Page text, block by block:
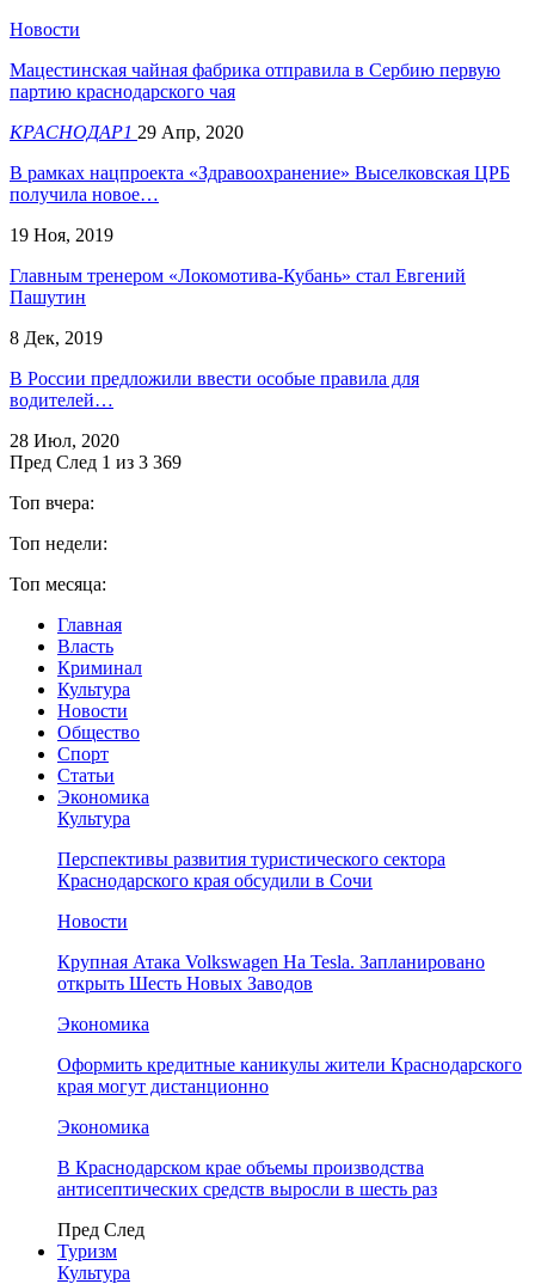
Новости
Мацестинская чайная фабрика отправила в Сербию первую
партию краснодарского чая
КРАСНОДАР1 29 Апр, 2020
В рамках нацпроекта «Здравоохранение» Выселковская ЦРБ
получила новое…
19 Ноя, 2019
Главным тренером «Локомотива-Кубань» стал Евгений
Пашутин
8 Дек, 2019
В России предложили ввести особые правила для
водителей…
28 Июл, 2020
Пред След 1 из 3 369
Топ вчера:
Топ недели:
Топ месяца:
Главная
Власть
Криминал
Культура
Новости
Общество
Спорт
Статьи
Экономика
Культура
Перспективы развития туристического сектора
Краснодарского края обсудили в Сочи
Новости
Крупная Атака Volkswagen На Tesla. Запланировано
открыть Шесть Новых Заводов
Экономика
Оформить кредитные каникулы жители Краснодарского
края могут дистанционно
Экономика
В Краснодарском крае объемы производства
антисептических средств выросли в шесть раз
Пред След
Туризм
Культура